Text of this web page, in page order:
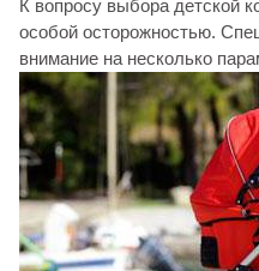
К вопросу выбора детской
особой осторожностью.
внимание на несколько